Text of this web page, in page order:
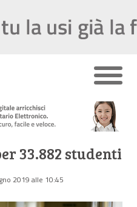
33.882 studenti
2019 alle 10:45